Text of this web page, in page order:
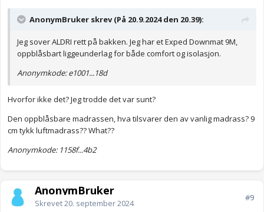
AnonymBruker skrev (På 20.9.2024 den 20.39):
Jeg sover ALDRI rett på bakken. Jeg har et Exped Downmat 9M,
oppblåsbart liggeunderlag for både comfort og isolasjon.
Anonymkode: e1001...18d
Hvorfor ikke det? Jeg trodde det var sunt?
Den oppblåsbare madrassen, hva tilsvarer den av vanlig madrass? 9
cm tykk luftmadrass?? What??
Anonymkode: 1158f...4b2
AnonymBruker
Skrevet20. september 2024
#9